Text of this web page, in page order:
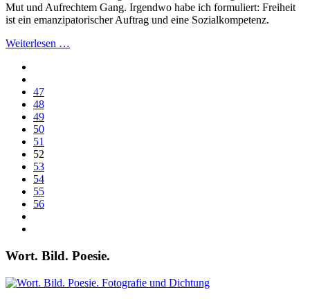
Mut und Aufrechtem Gang. Irgendwo habe ich formuliert: Freiheit
ist ein emanzipatorischer Auftrag und eine Sozialkompetenz.
Weiterlesen …
47
48
49
50
51
52
53
54
55
56
Wort. Bild. Poesie.